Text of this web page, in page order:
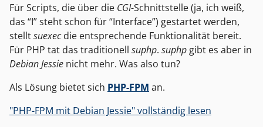
Für Scripts, die über die CGI-Schnittstelle (ja, ich weiß,
das “I” steht schon für “Interface”) gestartet werden,
stelltsuexecdie entsprechende Funktionalität bereit.
Für PHP tat das traditionell suphp. suphp gibt es aber in
Debian Jessie nicht mehr. Was also tun?
Als Lösung bietet sich PHP-FPM an.
"PHP-FPM mit Debian Jessie" vollständig lesen